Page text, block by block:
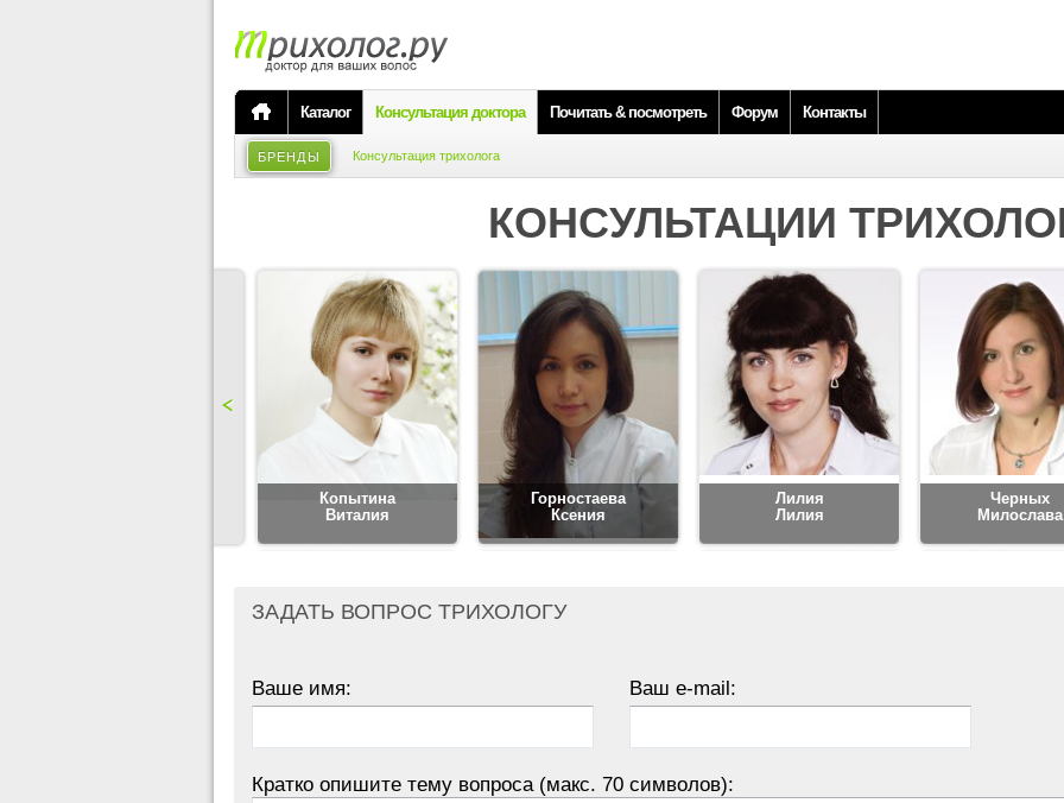
Каталог Консультация доктора Почитать & посмотреть Форум Контакты
БРЕНДЫ Консультация трихолога
КОНСУЛЬТАЦИИ
Копытина
Виталия
Горностаева
Ксения
Лилия
Лилия
Черных
Милослава
ЗАДАТЬ ВОПРОС ТРИХОЛОГУ
Ваше имя: Ваш e-mail:
Кратко опишите тему вопроса (макс. 70 символов):